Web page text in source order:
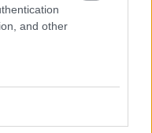
and other